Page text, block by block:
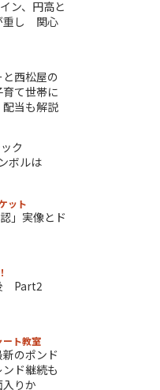
ン、円高と
重し 関心
西松屋の
て世帯に
当も解説
ク
ボルは
ット
」実像とド
Part2
ート教室
のポンド
ド継続も
りか